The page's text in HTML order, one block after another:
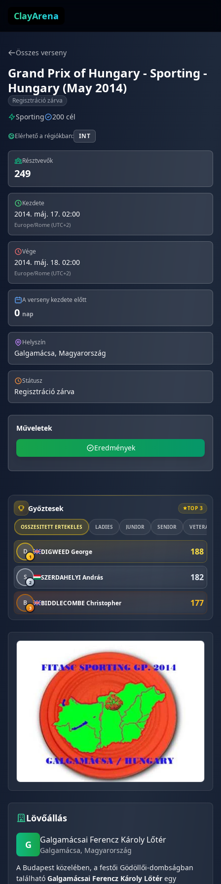
ClayArena
Összes verseny
Grand Prix of Hungary - Sporting -
Hungary (May 2014)
Regisztráció zárva
Sporting 200 cél
Elérhető a régiókban: INT
Résztvevők
249
Kezdete
2014. máj. 17. 02:00
Europe/Rome (UTC+2)
Vége
2014. máj. 18. 02:00
Europe/Rome (UTC+2)
A verseny kezdete előtt
0 nap
Helyszín
Galgamácsa, Magyarország
Státusz
Regisztráció zárva
Műveletek
Eredmények
Győztesek TOP 3
ÖSSZESÍTETT ÉRTÉKELÉS LADIES JUNIOR SENIOR VETERAN
D
1
DIGWEED George 188
S
2
SZERDAHELYI András 182
B
3
BIDDLECOMBE Christopher 177
Lövőállás
G Galgamácsai Ferencz Károly Lőtér
Galgamácsa, Magyarország
A Budapest közelében, a festői Gödöllői-dombságban
található Galgamácsai Ferencz Károly Lőtér egy